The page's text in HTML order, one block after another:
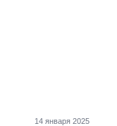
14 января 2025